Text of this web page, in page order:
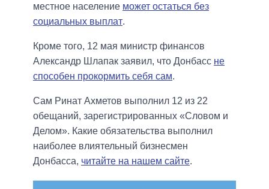
местное население может остаться без
социальных выплат.
Кроме того, 12 мая министр финансов
Александр Шлапак заявил, что Донбасс не
способен прокормить себя сам.
Сам Ринат Ахметов выполнил 12 из 22
обещаний, зарегистрированных «Словом и
Делом». Какие обязательства выполнил
наиболее влиятельный бизнесмен
Донбасса, читайте на нашем сайте.